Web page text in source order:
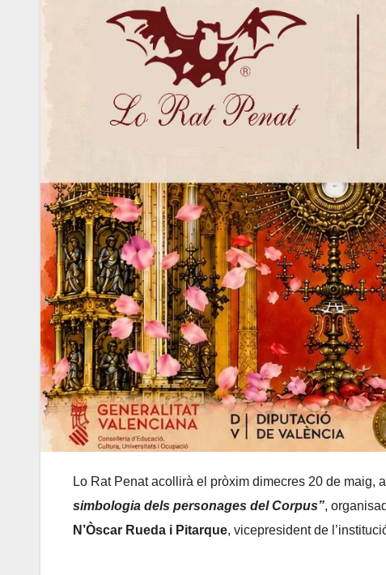
Lo Rat Penat acollirà el pròxim dimecres 20 de maig,
simbologia dels personages del Corpus”,
N’Òscar Rueda i Pitarque, vicepresident de